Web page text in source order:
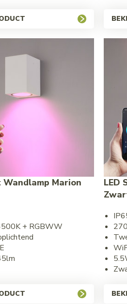
Wandlamp Marion
+ RGBWW
LED